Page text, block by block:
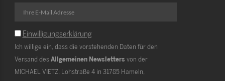
Einwilligungserklärung
Ich willige ein, dass die vorstehenden Daten für den
Versand desAllgemeinen Newsletters von der
MICHAEL VIETZ, Lohstraße 4 in 31785 Hameln,